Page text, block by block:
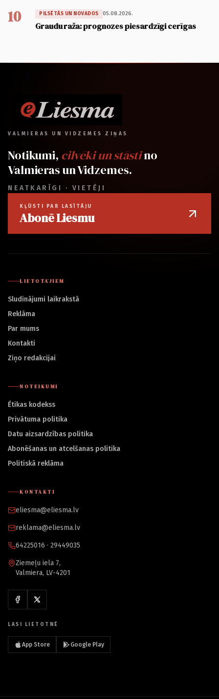
10 PILSĒTĀS UN NOVADOS 05.08.2026.
Graudu raža: prognozes piesardzīgi cerīgas
VALMIERAS UN VIDZEMES ZIŅAS
Notikumi, cilvēki un stāstino
Valmieras un Vidzemes.
NEATKARĪGI · VIETĒJI
KĻŪSTI PAR LASĪTĀJU
Abonē Liesmu
LIETOTĀJIEM
Sludinājumi laikrakstā
Reklāma
Par mums
Kontakti
Ziņo redakcijai
NOTEIKUMI
Ētikas kodekss
Privātuma politika
Datu aizsardzības politika
Abonēšanas un atcelšanas politika
Politiskā reklāma
KONTAKTI
eliesma@eliesma.lv
reklama@eliesma.lv
64225016 · 29449035
Ziemeļu iela 7,
Valmiera, LV-4201
LASI LIETOTNĒ
App Store Google Play